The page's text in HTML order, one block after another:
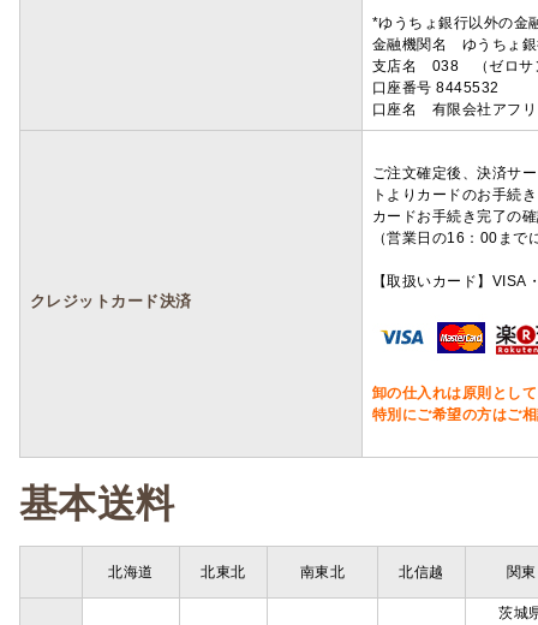
*ゆうちょ銀行以外の金
金融機関名 ゆうちょ
支店名 038 （ゼロサ
口座番号 8445532
口座名 有限会社アフ
クレジットカード決済
ご注文確定後、決済サ
トよりカードのお手続
カードお手続き完了の
（営業日の16：00ま
【取扱いカード】
卸の仕入れは原則とし
特別にご希望の方はご
基本送料
北海道 北東北 南東北 北信越 関東
茨城